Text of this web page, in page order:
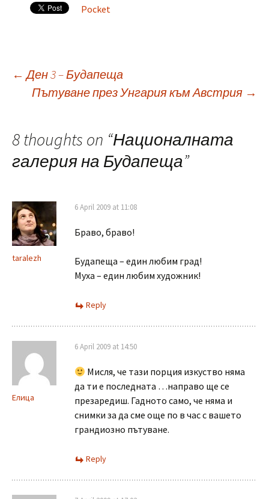
Pocket
Post
← Ден 3 – Будапеща
Пътуване през Унгария към Австрия →
8 thoughts on “Националната
галерия на Будапеща”
taralezh
6 April 2009 at 11:08
Браво, браво!
Будапеща – един любим град!
Муха – един любим художник!
Reply
Елица
6 April 2009 at 14:50
Мисля, че тази порция изкуство няма
да ти е последната …направо ще се
презаредиш. Гадното само, че няма и
снимки за да сме още по в час с вашето
грандиозно пътуване.
Reply